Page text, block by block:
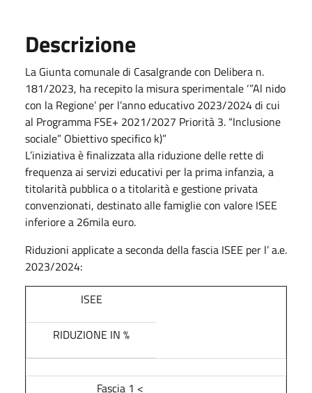
Descrizione
La Giunta comunale di Casalgrande con Delibera n.
181/2023, ha recepito la misura sperimentale ‘”Al nido
con la Regione’ per l’anno educativo 2023/2024 di cui
al Programma FSE+ 2021/2027 Priorità 3. “Inclusione
sociale” Obiettivo specifico k)”
L’iniziativa è finalizzata alla riduzione delle rette di
frequenza ai servizi educativi per la prima infanzia, a
titolarità pubblica o a titolarità e gestione privata
convenzionati, destinato alle famiglie con valore ISEE
inferiore a 26mila euro.
Riduzioni applicate a seconda della fascia ISEE per l’ a.e.
2023/2024:
ISEE
RIDUZIONE IN %
Fascia 1 <